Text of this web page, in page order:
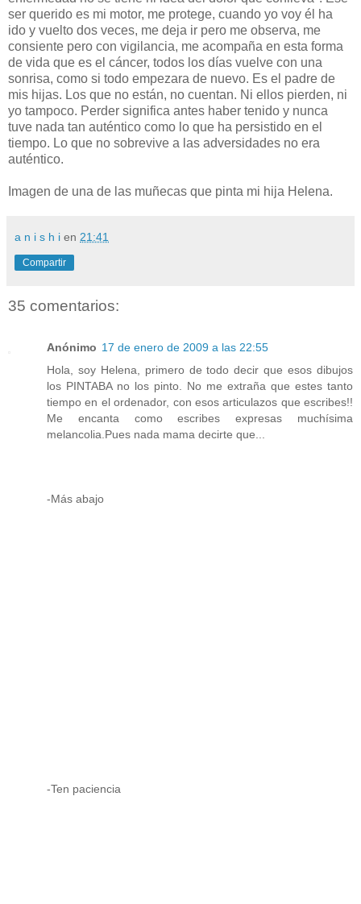
ser querido es mi motor, me protege, cuando yo voy él ha
ido y vuelto dos veces, me deja ir pero me observa, me
consiente pero con vigilancia, me acompaña en esta forma
de vida que es el cáncer, todos los días vuelve con una
sonrisa, como si todo empezara de nuevo. Es el padre de
mis hijas. Los que no están, no cuentan. Ni ellos pierden, ni
yo tampoco. Perder significa antes haber tenido y nunca
tuve nada tan auténtico como lo que ha persistido en el
tiempo. Lo que no sobrevive a las adversidades no era
auténtico.
Imagen de una de las muñecas que pinta mi hija Helena.
a n i s h i en 21:41
Compartir
35 comentarios:
Anónimo 17 de enero de 2009 a las 22:55
Hola, soy Helena, primero de todo decir que esos dibujos
los PINTABA no los pinto. No me extraña que estes tanto
tiempo en el ordenador, con esos articulazos que escribes!!
Me encanta como escribes expresas muchísima
melancolia.Pues nada mama decirte que...
-Más abajo
-Ten paciencia